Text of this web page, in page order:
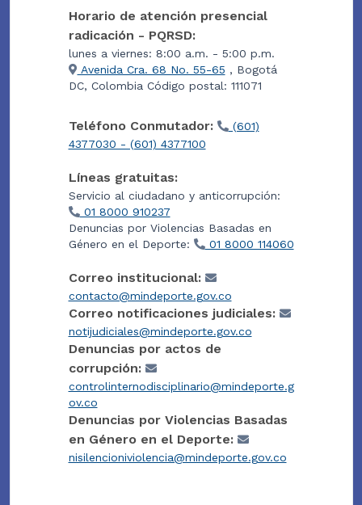
Horario de atención presencial
radicación - PQRSD:
lunes a viernes: 8:00 a.m. - 5:00 p.m.
Avenida Cra. 68 No. 55-65 , Bogotá
DC, Colombia Código postal: 111071
Teléfono Conmutador:
(601)
4377030 - (601) 4377100
Líneas gratuitas:
Servicio al ciudadano y anticorrupción:
01 8000 910237
Denuncias por Violencias Basadas en
Género en el Deporte:
01 8000 114060
Correo institucional:
contacto@mindeporte.gov.co
Correo notificaciones judiciales:
notijudiciales@mindeporte.gov.co
Denuncias por actos de
corrupción:
controlinternodisciplinario@mindeporte.g
ov.co
Denuncias por Violencias Basadas
en Género en el Deporte:
nisilencioniviolencia@mindeporte.gov.co